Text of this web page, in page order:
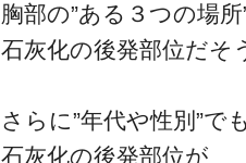
胸部の”ある３つの場所
石灰化の後発部位だそ
さらに”年代や性別”でも
石灰化の後発部位が